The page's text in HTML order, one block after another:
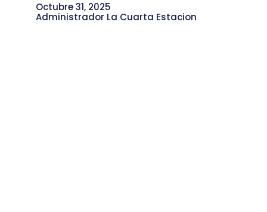
Octubre 31, 2025
Administrador La Cuarta Estacion